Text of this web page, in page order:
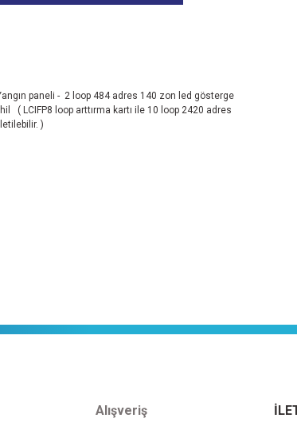
paneli - 2 loop 484 adres 140 zon led gösterge
( LCIFP8 loop arttırma kartı ile 10 loop 2420 adres
)
Alışveriş